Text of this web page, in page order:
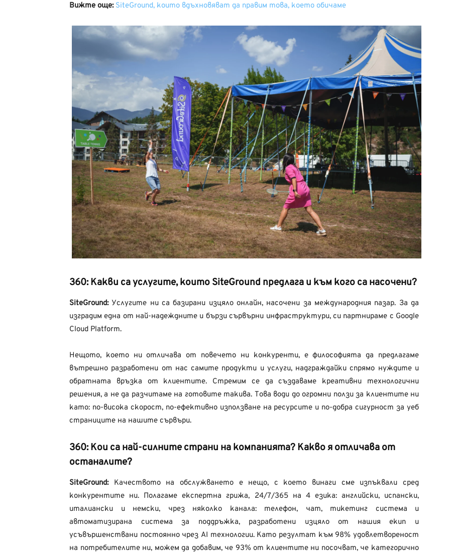
Вижте още: SiteGround, които вдъхновяват да правим това, което обичаме
360:Какви са услугите, които SiteGround предлага и към кого са насочени?
SiteGround:Услугите ни са базирани изцяло онлайн, насочени за международния пазар. За да
изградим една от най-надеждните и бързи сървърни инфраструктури, си партнираме с Google
Cloud Platform.
Нещото, което ни отличава от повечето ни конкуренти, е философията да предлагаме
вътрешно разработени от нас самите продукти и услуги, надграждайки спрямо нуждите и
обратната връзка от клиентите. Стремим се да създаваме креативни технологични
решения, а не да разчитаме на готовите такива. Това води до огромни ползи за клиентите ни
като: по-висока скорост, по-ефективно използване на ресурсите и по-добра сигурност за уеб
страниците на нашите сървъри.
360:Кои са най-силните страни на компанията? Какво я отличава от
останалите?
SiteGround: Качеството на обслужването е нещо, с което винаги сме изпъквали сред
конкурентите ни. Полагаме експертна грижа, 24/7/365 на 4 езика: английски, испански,
италиански и немски, чрез няколко канала: телефон, чат, тикетинг система и
автоматизирана система за поддръжка, разработени изцяло от нашия екип и
усъвършенствани постоянно чрез AI технологии. Като резултат към 98% удовлетвореност
на потребителите ни, можем да добавим, че 93% от клиентите ни посочват, че категорично